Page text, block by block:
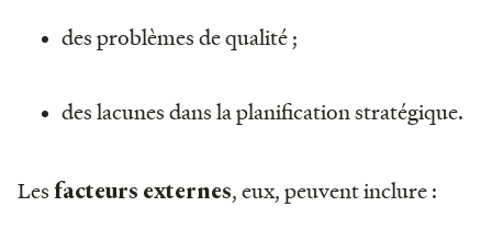
des problèmes de qualité ;
des lacunes dans la planification stratégique.
Les facteurs externes, eux, peuvent inclure :